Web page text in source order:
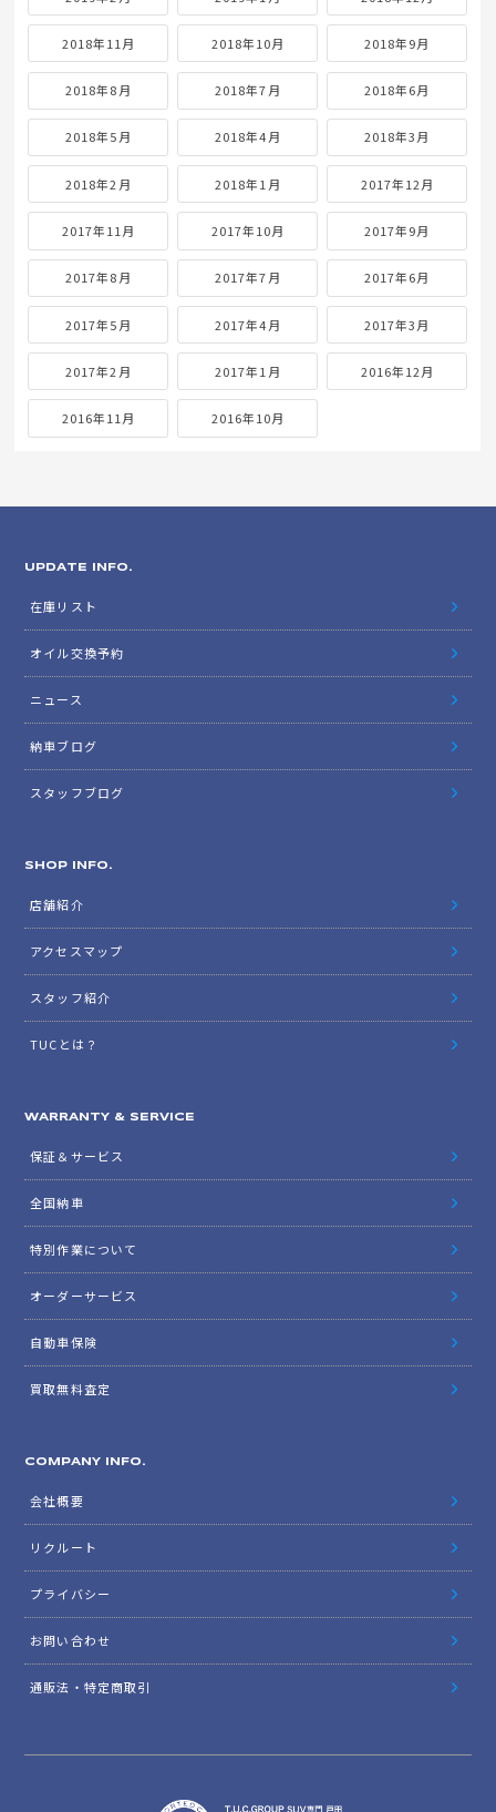
2020年2月 2020年1月 2019年12月
2019年11月 2019年10月 2019年9月
2019年8月 2019年7月 2019年6月
2019年5月 2019年4月 2019年3月
2019年2月 2019年1月 2018年12月
2018年11月 2018年10月 2018年9月
2018年8月 2018年7月 2018年6月
2018年5月 2018年4月 2018年3月
2018年2月 2018年1月
UPDATE INFO.
オイル交換予約
店舗紹介
WARRANTY & SERVICE
特別作業について
COMPANY INFO.